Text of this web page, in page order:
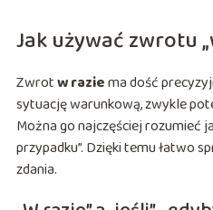
Jak używać zwrotu
Zwrotw raziema dość
sytuację warunkową, zwykle
Można go najczęściej rozumieć
przypadku”. Dzięki temu łatwo
zdania.